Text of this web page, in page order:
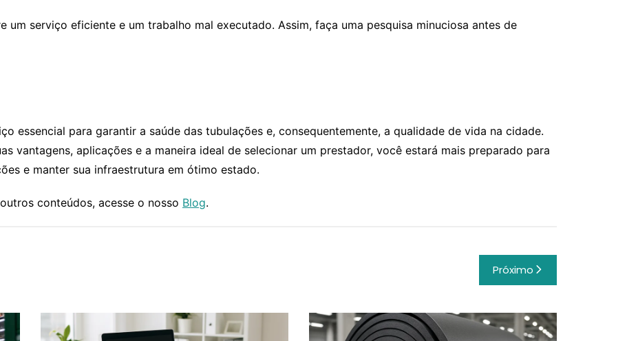
serviço eficiente e um trabalho mal executado. Assim, faça uma pesquisa minuciosa antes de
essencial para garantir a saúde das tubulações e, consequentemente, a qualidade de vida na cidade.
vantagens, aplicações e a maneira ideal de selecionar um prestador, você estará mais preparado para
e manter sua infraestrutura em ótimo estado.
conteúdos, acesse o nosso Blog.
Próximo